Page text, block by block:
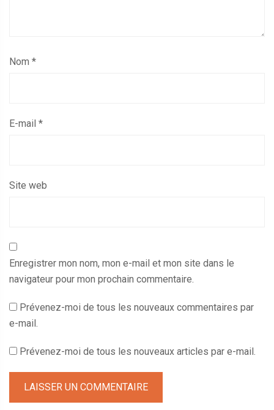
Nom *
E-mail *
Site web
Enregistrer mon nom, mon e-mail et mon site dans le
navigateur pour mon prochain commentaire.
Prévenez-moi de tous les nouveaux commentaires par
e-mail.
Prévenez-moi de tous les nouveaux articles par e-mail.